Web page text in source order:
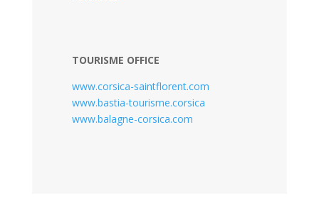
TOURISME OFFICE
www.corsica-saintflorent.com
www.bastia-tourisme.corsica
www.balagne-corsica.com